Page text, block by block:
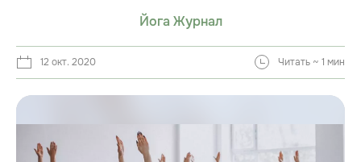
Йога Журнал
12 окт. 2020 Читать ~ 1 мин